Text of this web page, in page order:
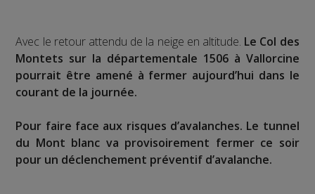
Avec le retour attendu de la neige en altitude. Le Col des
Montets sur la départementale 1506 à Vallorcine
pourrait être amené à fermer aujourd’hui dans le
courant de la journée.
Pour faire face aux risques d’avalanches. Le tunnel
du Mont blanc va provisoirement fermer ce soir
pour un déclenchement préventif d’avalanche.